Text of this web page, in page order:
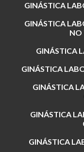
GINÁSTICA
GINÁSTICA
NO
GINÁSTICA
GINÁSTICA
GINÁSTICA
GINÁSTICA
GINÁSTICA